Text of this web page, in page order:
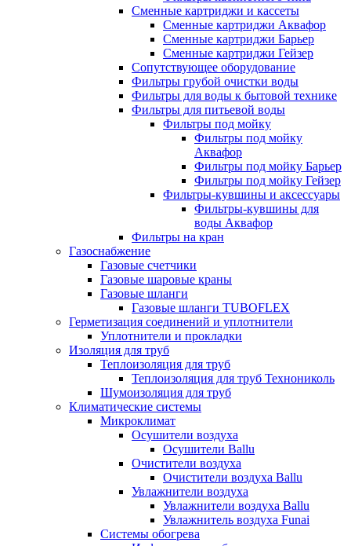
Сменные картриджи и кассеты
Сменные картриджи Аквафор
Сменные картриджи Барьер
Сменные картриджи Гейзер
Сопутствующее оборудование
Фильтры грубой очистки воды
Фильтры для воды к бытовой технике
Фильтры для питьевой воды
Фильтры под мойку
Фильтры под мойку
Аквафор
Фильтры под мойку Барьер
Фильтры под мойку Гейзер
Фильтры-кувшины и аксессуары
Фильтры-кувшины для
воды Аквафор
Фильтры на кран
Газоснабжение
Газовые счетчики
Газовые шаровые краны
Газовые шланги
Газовые шланги TUBOFLEX
Герметизация соединений и уплотнители
Уплотнители и прокладки
Изоляция для труб
Теплоизоляция для труб
Теплоизоляция для труб Технониколь
Шумоизоляция для труб
Климатические системы
Микроклимат
Осушители воздуха
Осушители Ballu
Очистители воздуха
Очистители воздуха Ballu
Увлажнители воздуха
Увлажнители воздуха Ballu
Увлажнитель воздуха Funai
Системы обогрева